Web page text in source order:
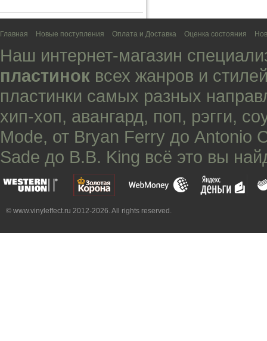
Главная Новые поступления Оплата и Доставка Оценка состояния
Наш интернет-магазин
пластинок всех жанров и
пластинки самых разных
хип-хоп, авангард, поп, рэгги,
Mode, от Bryan Ferry до Antonio
Sade до B.B. King всё это вы
© www.vinyleffect.ru 2012-2026. All rights reserved.